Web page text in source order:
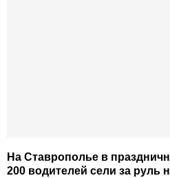
На Ставрополье в
200 водителей сели за руль